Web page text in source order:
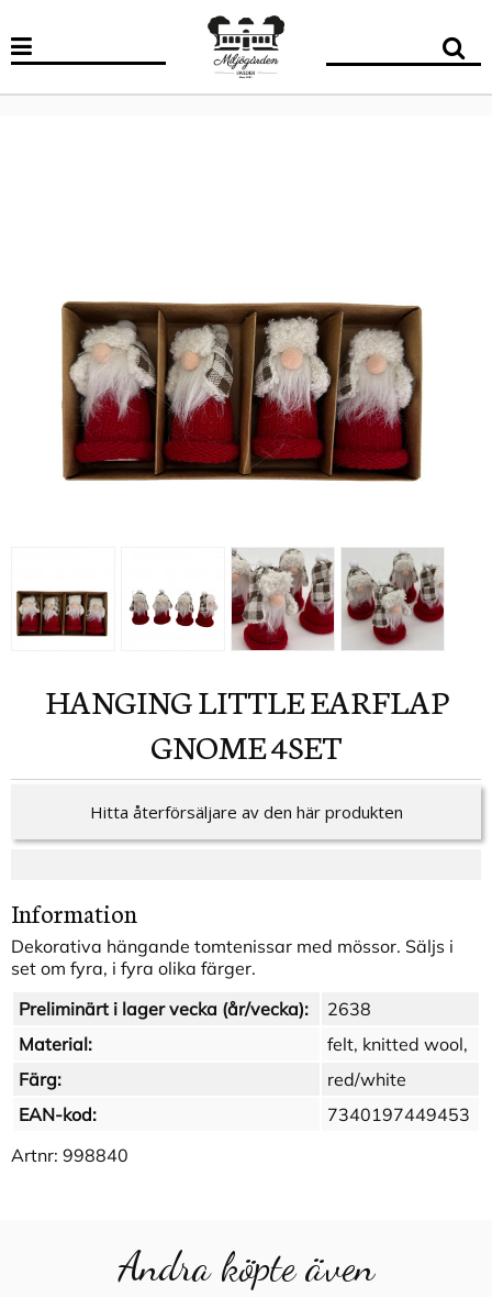
HANGING LITTLE EARFLAP
GNOME 4SET
Hitta återförsäljare av den här produkten
Information
Dekorativa hängande tomtenissar med mössor. Säljs i
set om fyra, i fyra olika färger.
Preliminärt i lager vecka (år/vecka):
2638
Material:
felt, knitted wool,
Färg:
red/white
EAN-kod:
7340197449453
Artnr: 998840
Andra köpte även